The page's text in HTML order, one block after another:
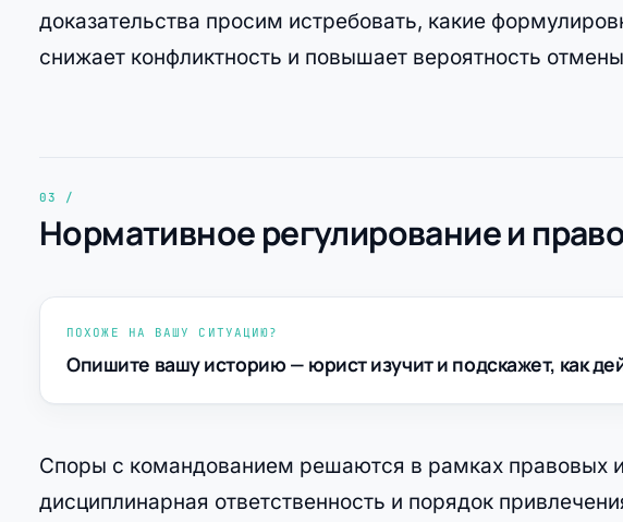
доказательства просим истребовать, какие
снижает конфликтность и повышает вероятность
Нормативное регулирование и
ПОХОЖЕ НА ВАШУ СИТУАЦИЮ?
Опишите вашу историю — юрист изучит и подскажет, как
Споры с командованием решаются в рамках правовых
дисциплинарная ответственность и порядок